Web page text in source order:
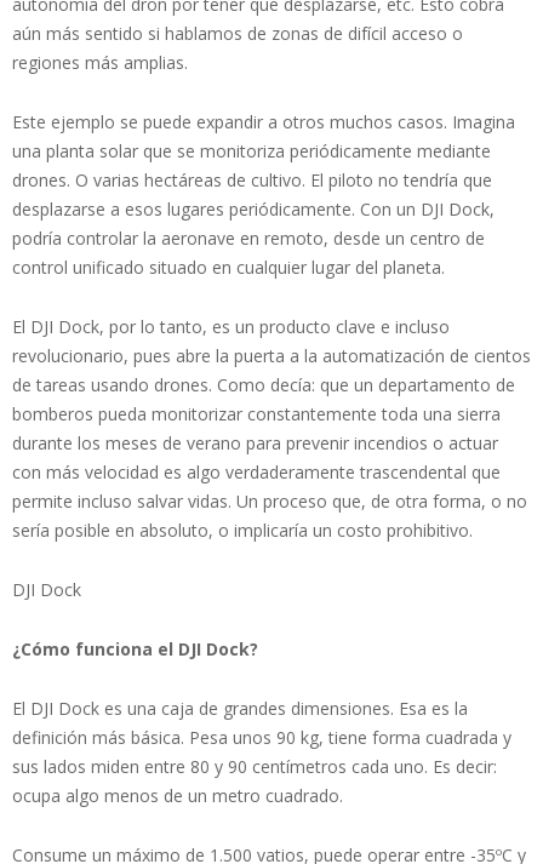
aún más sentido si hablamos de zonas de difícil acceso o
regiones más amplias.
Este ejemplo se puede expandir a otros muchos casos. Imagina
una planta solar que se monitoriza periódicamente mediante
drones. O varias hectáreas de cultivo. El piloto no tendría que
desplazarse a esos lugares periódicamente. Con un DJI Dock,
podría controlar la aeronave en remoto, desde un centro de
control unificado situado en cualquier lugar del planeta.
El DJI Dock, por lo tanto, es un producto clave e incluso
revolucionario, pues abre la puerta a la automatización de cientos
de tareas usando drones. Como decía: que un departamento de
bomberos pueda monitorizar constantemente toda una sierra
durante los meses de verano para prevenir incendios o actuar
con más velocidad es algo verdaderamente trascendental que
permite incluso salvar vidas. Un proceso que, de otra forma, o no
sería posible en absoluto, o implicaría un costo prohibitivo.
DJI Dock
¿Cómo funciona el DJI Dock?
El DJI Dock es una caja de grandes dimensiones. Esa es la
definición más básica. Pesa unos 90 kg, tiene forma cuadrada y
sus lados miden entre 80 y 90 centímetros cada uno. Es decir:
ocupa algo menos de un metro cuadrado.
Consume un máximo de 1.500 vatios, puede operar entre -35ºC y